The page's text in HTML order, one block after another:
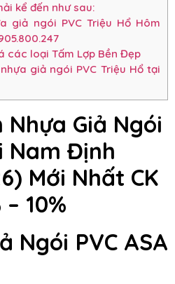
kể đến như sau:
giả ngói PVC Triệu Hổ Hôm
các loại Tấm Lợp Bền Đẹp
giả ngói PVC Triệu Hổ tại
Nhựa Giả Ngói
Nam Định
Mới Nhất CK
– 10%
Ngói PVC ASA